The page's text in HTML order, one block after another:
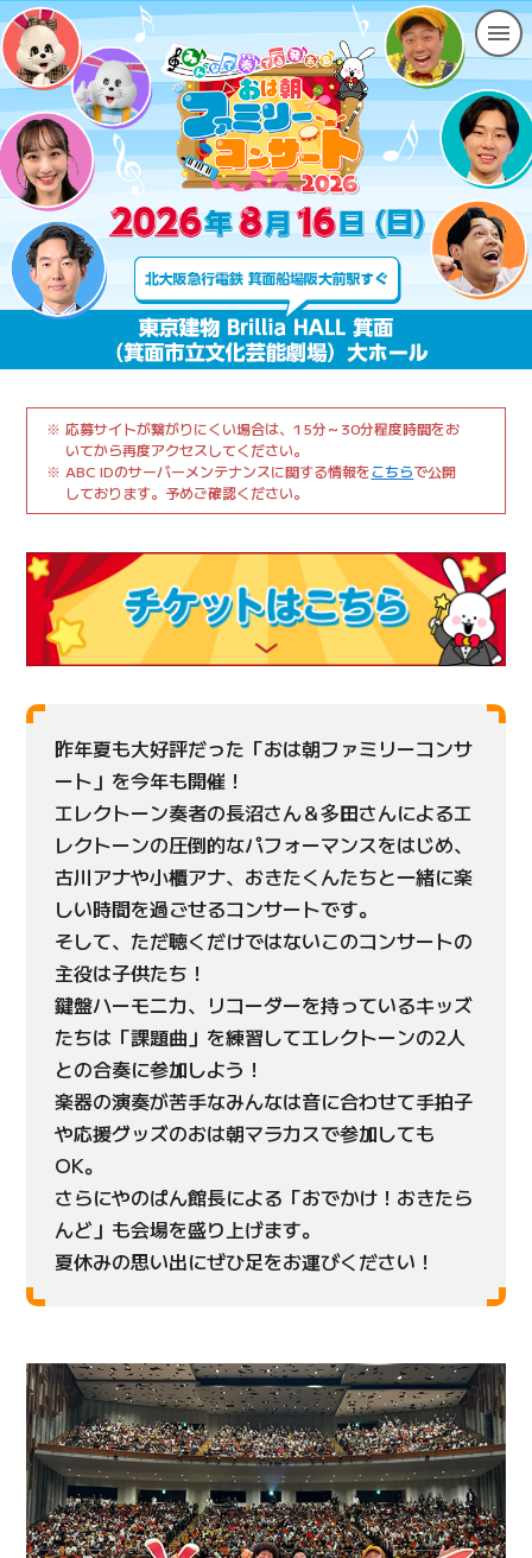
応募サイトが繋がりにくい場合は、15分～30分程度時間をお
いてから再度アクセスしてください。
ABC IDのサーバーメンテナンスに関する情報をこちらで公開
しております。予めご確認ください。
昨年夏も大好評だった「おは朝ファミリーコンサ
ート」を今年も開催！
エレクトーン奏者の長沼さん＆多田さんによるエ
レクトーンの圧倒的なパフォーマンスをはじめ、
古川アナや小櫃アナ、おきたくんたちと一緒に楽
しい時間を過ごせるコンサートです。
そして、ただ聴くだけではないこのコンサートの
主役は子供たち！
鍵盤ハーモニカ、リコーダーを持っているキッズ
たちは「課題曲」を練習してエレクトーンの2人
との合奏に参加しよう！
楽器の演奏が苦手なみんなは音に合わせて手拍子
や応援グッズのおは朝マラカスで参加しても
OK。
さらにやのぱん館長による「おでかけ！おきたら
んど」も会場を盛り上げます。
夏休みの思い出にぜひ足をお運びください！